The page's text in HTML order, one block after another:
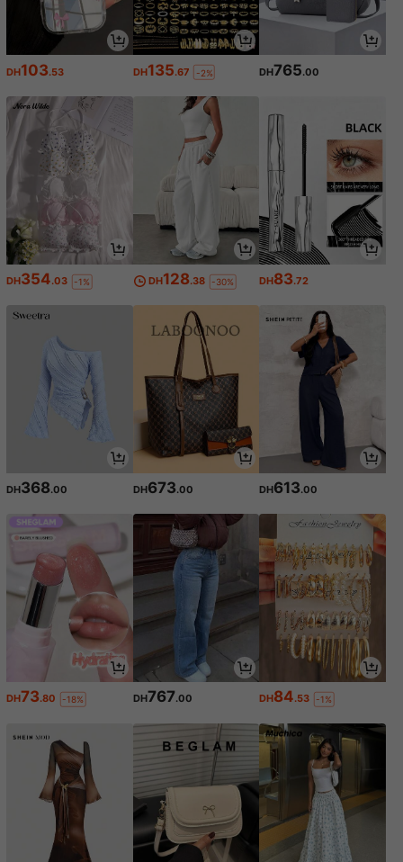
DH103.53 DH135.67 -2% DH765.00
DH354.03 -1% DH128.38 -30% DH83.72
DH368.00 DH673.00 DH613.00
DH73.80 -18% DH767.00 DH84.53 -1%